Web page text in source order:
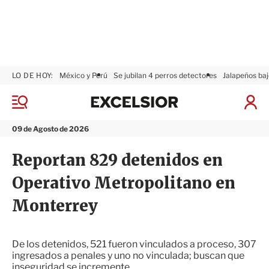
M
n
09 de Agosto de 2026
LO DE HOY: México y Perú Se jubilan 4 perros detectores Jalapeños
I
n
x
s
i
o
r
Reportan 829 detenidos en
Operativo Metropolitano en
Monterrey
De los detenidos, 521 fueron vinculados a proceso, 307
ingresados a penales y uno no vinculada; buscan que